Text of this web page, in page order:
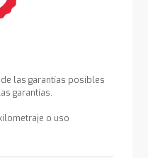
las garantías posibles
garantías.
o uso